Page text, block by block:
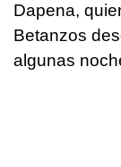
Dapena,
Betanzos
algunas